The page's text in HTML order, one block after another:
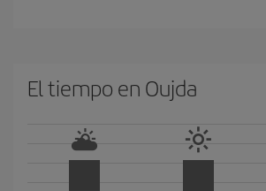
El tiempo en Oujda